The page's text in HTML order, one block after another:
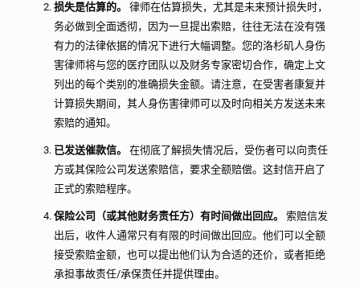
损失是估算的。
律师在估算损失，尤其是未来预计损失时，
务必做到全面透彻，因为一旦提出索赔，往往无法在没有强
有力的法律依据的情况下进行大幅调整。您的洛杉矶人身伤
害律师将与您的医疗团队以及财务专家密切合作，确定上文
列出的每个类别的准确损失金额。请注意，在受害者康复并
计算损失期间，其人身伤害律师可以及时向相关方发送未来
索赔的通知。
已发送催款信。
在彻底了解损失情况后，受伤者可以向责任
方或其保险公司发送索赔信，要求全额赔偿。这封信开启了
正式的索赔程序。
保险公司（或其他财务责任方）有时间做出回应。 索赔信发
出后，收件人通常只有有限的时间做出回应。他们可以全额
接受索赔金额，也可以提出他们认为合适的还价，或者拒绝
承担事故责任/承保责任并提供理由。